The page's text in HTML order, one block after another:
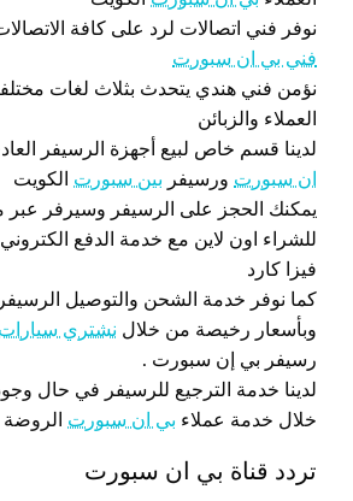
نوفر فني اتصالات لرد على كافة
فني بي ان سبورت
نؤمن فني هندي يتحدث بثلاث لغات
العملاء والزبائن
لدينا قسم خاص لبيع أجهزة الرسيفر
ان سبورت ورسيفر بين سبورت الكويت
يمكنك الحجز على الرسيفر وسيرفر عبر
للشراء اون لاين مع خدمة الدفع الكتروني
فيزا كارد
كما نوفر خدمة الشحن والتوصيل
وبأسعار رخيصة من خلال نشتري سيارات
رسيفر بي إن سبورت .
لدينا خدمة الترجيع للرسيفر في حال
خلال خدمة عملاء بي ان سبورت الروضة
تردد قناة بي ان سبورت